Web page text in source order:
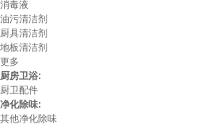
消毒液
油污清洁剂
厨具清洁剂
地板清洁剂
更多
厨房卫浴:
厨卫配件
净化除味:
其他净化除味